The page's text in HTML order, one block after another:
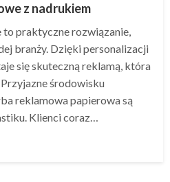
z nadrukiem
praktyczne rozwiązanie,
branży. Dzięki personalizacji
się skuteczną reklamą, która
środowisku
reklamowa papierowa są
Klienci coraz…